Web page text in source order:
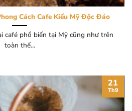
Cách Cafe Kiểu Mỹ Độc Đáo
café phổ biến tại Mỹ cũng như trên
toàn thế...
21
Th9